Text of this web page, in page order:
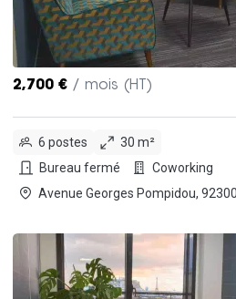
2,700 € / mois (HT)
6 postes
30 m²
Bureau fermé
Coworking
Avenue